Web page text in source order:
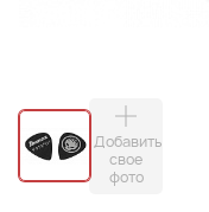
Добавить
свое
фото